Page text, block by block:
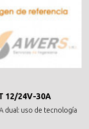
12/24V-30A
dual: uso de tecnología